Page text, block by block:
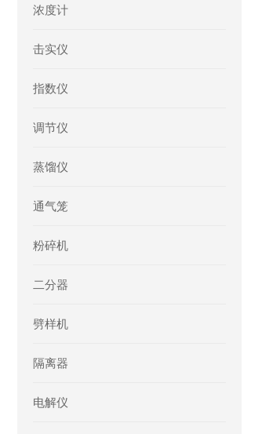
浓度计
击实仪
指数仪
调节仪
蒸馏仪
通气笼
粉碎机
二分器
劈样机
隔离器
电解仪